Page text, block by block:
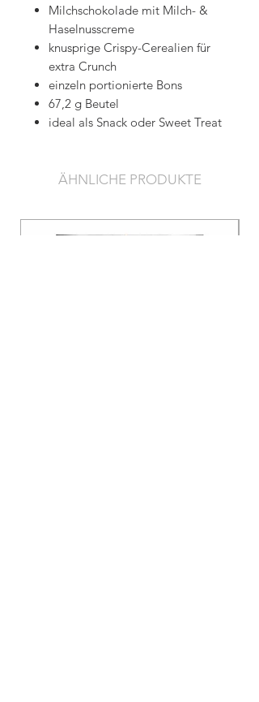
Milchschokolade mit Milch- &
Haselnusscreme
knusprige Crispy-Cerealien für
extra Crunch
einzeln portionierte Bons
67,2 g Beutel
ideal als Snack oder Sweet Treat
ÄHNLICHE PRODUKTE